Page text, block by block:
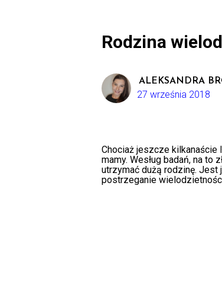
Rodzina
ALEKSANDRA
27 września 2018
Chociaż jeszcze kilkanaście
mamy. Wesług badań, na
utrzymać dużą rodzinę.
postrzeganie